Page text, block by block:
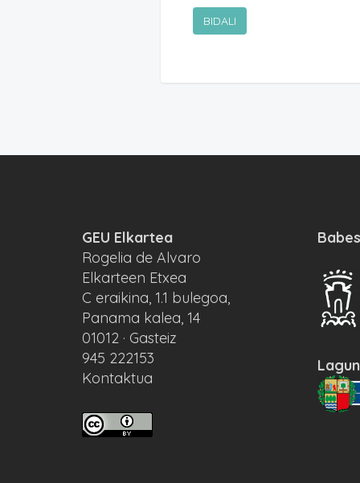
GEU Elkartea
Rogelia de Alvaro
Elkarteen Etxea
C eraikina, 1.1 bulegoa,
Panama kalea, 14
01012 · Gasteiz
945 222153
Kontaktua